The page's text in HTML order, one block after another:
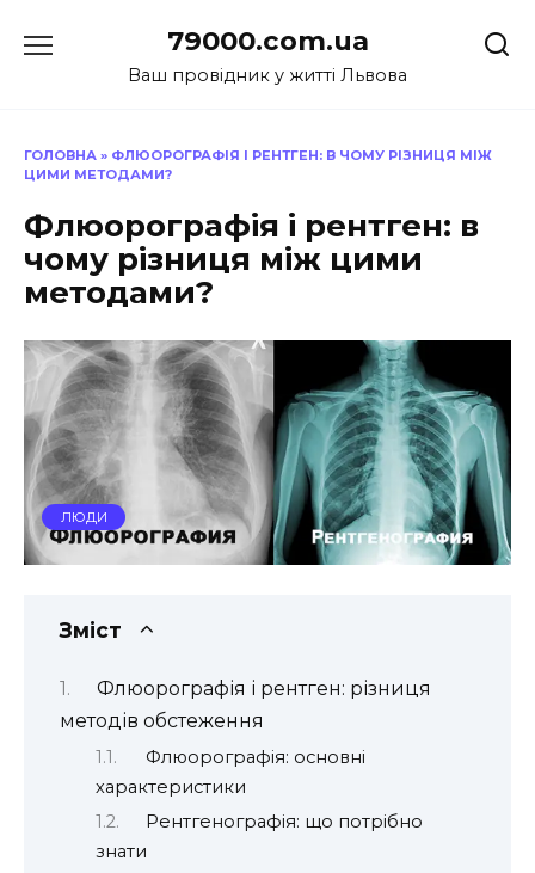
до
79000.com.ua
Ваш провідник у житті Львова
ГОЛОВНА » ФЛЮОРОГРАФІЯ І РЕНТГЕН: В ЧОМУ РІЗНИЦЯ МІЖ
ЦИМИ МЕТОДАМИ?
Флюорографія і рентген: в
чому різниця між цими
методами?
ЛЮДИ
Зміст
Флюорографія і рентген: різниця
методів обстеження
Флюорографія: основні
характеристики
Рентгенографія: що потрібно
знати